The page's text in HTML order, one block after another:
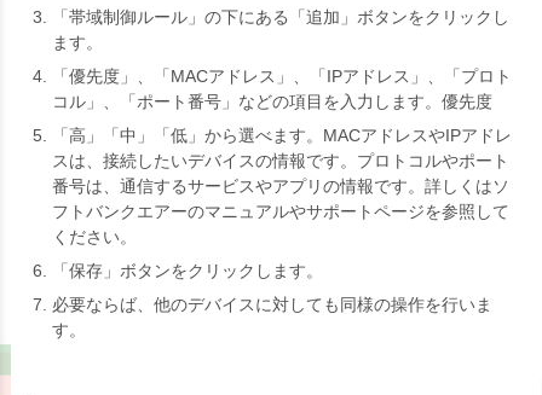
「帯域制御ルール」の下にある「追加」ボタンをクリックし
ます。
「優先度」、「MACアドレス」、「IPアドレス」、「プロト
コル」、「ポート番号」などの項目を入力します。優先度
「高」「中」「低」から選べます。MACアドレスやIPアドレ
スは、接続したいデバイスの情報です。プロトコルやポート
番号は、通信するサービスやアプリの情報です。詳しくはソ
フトバンクエアーのマニュアルやサポートページを参照して
ください。
「保存」ボタンをクリックします。
必要ならば、他のデバイスに対しても同様の操作を行いま
す。